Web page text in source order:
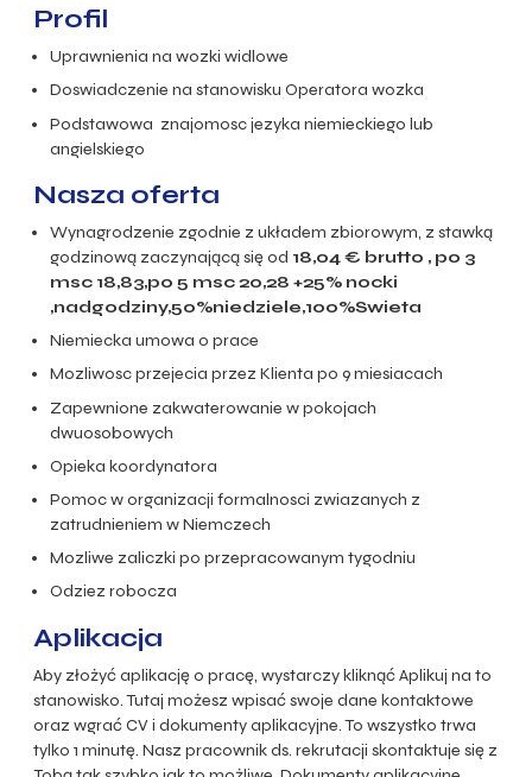
Profil
Uprawnienia na wozki widlowe
Doswiadczenie na stanowisku Operatora wozka
Podstawowa znajomosc jezyka niemieckiego lub
angielskiego
Nasza oferta
Wynagrodzenie zgodnie z układem zbiorowym, z stawką
godzinową zaczynającą się od 18,04€ brutto , po 3
msc 18,83,po 5 msc 20,28 +25% nocki
,nadgodziny,50%niedziele,100%Swieta
Niemiecka umowa o prace
Mozliwosc przejecia przez Klienta po 9 miesiacach
Zapewnione zakwaterowanie w pokojach
dwuosobowych
Opieka koordynatora
Pomoc w organizacji formalnosci zwiazanych z
zatrudnieniem w Niemczech
Mozliwe zaliczki po przepracowanym tygodniu
Odziez robocza
Aplikacja
Aby złożyć aplikację o pracę, wystarczy kliknąć Aplikuj na to
stanowisko. Tutaj możesz wpisać swoje dane kontaktowe
oraz wgrać CV i dokumenty aplikacyjne. To wszystko trwa
tylko 1 minutę. Nasz pracownik ds. rekrutacji skontaktuje się z